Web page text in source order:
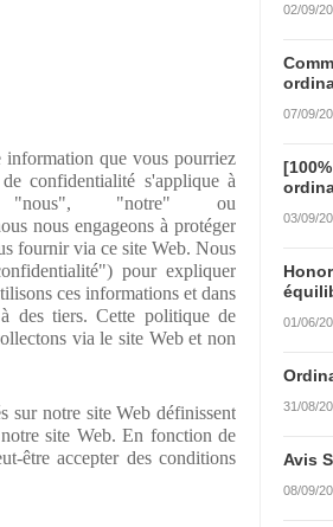
information que vous pourriez
confidentialité s'applique à
"nous", "notre" ou
nous engageons à protéger
fournir via ce site Web. Nous
pour expliquer
ces informations et dans
des tiers. Cette politique de
via le site Web et non
sur notre site Web définissent
site Web. En fonction de
être accepter des conditions
02/09/
07/09/
03/09/
01/06/
31/08/
Avis
08/09/